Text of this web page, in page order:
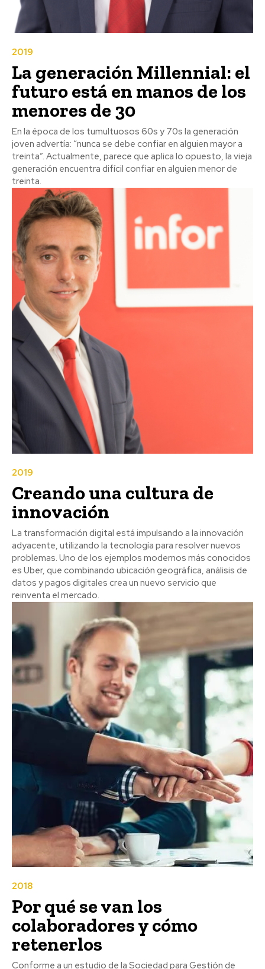
2019
La generación Millennial: el
futuro está en manos de los
menores de 30
En la época de los tumultuosos 60s y 70s la generación
joven advertía: “nunca se debe confiar en alguien mayor a
treinta”. Actualmente, parece que aplica lo opuesto, la vieja
generación encuentra difícil confiar en alguien menor de
treinta.
2019
Creando una cultura de
innovación
La transformación digital está impulsando a la innovación
adyacente, utilizando la tecnología para resolver nuevos
problemas. Uno de los ejemplos modernos más conocidos
es Uber, que combinando ubicación geográfica, análisis de
datos y pagos digitales crea un nuevo servicio que
reinventa el mercado.
2018
Por qué se van los
colaboradores y cómo
retenerlos
Conforme a un estudio de la Sociedad para Gestión de